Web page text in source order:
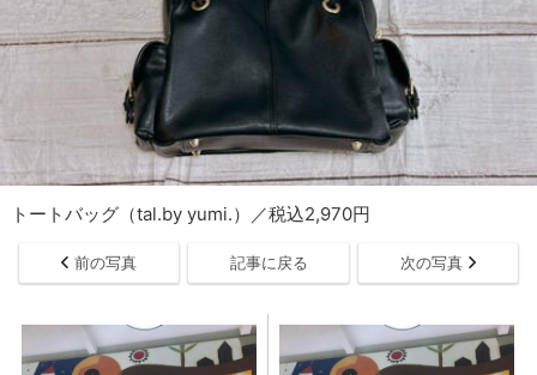
トートバッグ（tal.by yumi.）／税込2,970円
前の写真 記事に戻る 次の写真